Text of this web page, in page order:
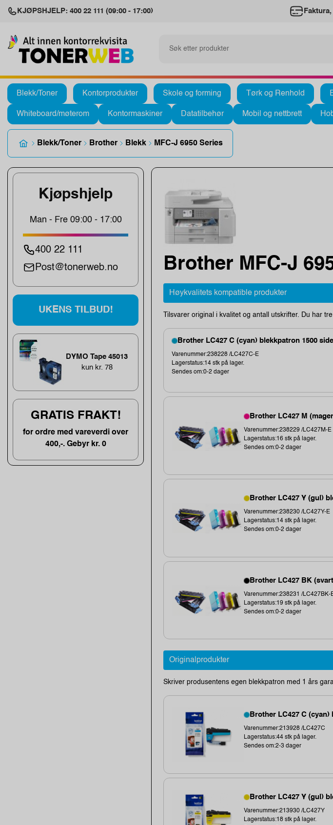
KJØPSHJELP: 400 22 111 (09:00 - 17:00)
Blekk/Toner Kontorprodukter Skole og forming Tørk og Renhold
Whiteboard/møterom Kontormaskiner Datatilbehør Mobil og nettbrett
Blekk/Toner Brother Blekk MFC-J 6950 Series
Kjøpshjelp
Man - Fre 09:00 - 17:00
400 22 111
Post@tonerweb.no
UKENS TILBUD!
DYMO Tape 45013
kun kr. 78
GRATIS FRAKT!
for ordre med vareverdi over
400,-. Gebyr kr. 0
Brother MFC-J
Høykvalitets kompatible produkter
Tilsvarer original i kvalitet og antall utskrifter. Du har
Brother LC427 C (cyan) blekkpatron 1500
Varenummer:238228 /LC427C-E
Lagerstatus:14 stk på lager.
Sendes om:0-2 dager
Brother LC427 M
Varenummer:238229 /LC427M-E
Lagerstatus:16 stk på lager.
Sendes om:0-2 dager
Brother LC427 Y (gul)
Varenummer:238230 /LC427Y-E
Lagerstatus:14 stk på lager.
Sendes om:0-2 dager
Brother LC427 BK
Varenummer:238231 /LC427BK-
Lagerstatus:19 stk på lager.
Sendes om:0-2 dager
Originalprodukter
Skriver produsentens egen blekkpatron med 1 års
Brother LC427 C
Varenummer:213928 /LC427C
Lagerstatus:44 stk på lager.
Sendes om:2-3 dager
Brother LC427 Y (gul)
Varenummer:213930 /LC427Y
Lagerstatus:18 stk på lager.